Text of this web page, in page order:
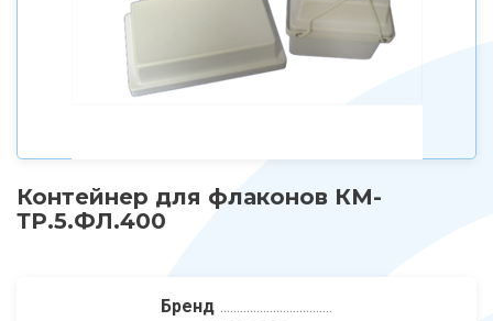
Контейнер для флаконов КМ-
ТР.5.ФЛ.400
Бренд